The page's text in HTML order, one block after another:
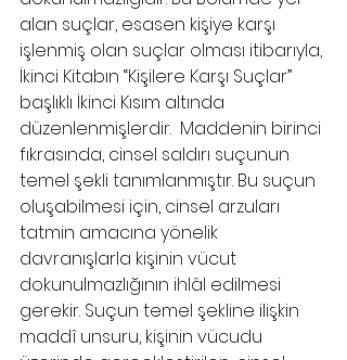
alan suçlar, esasen kişiye karşı
işlenmiş olan suçlar olması itibarıyla,
İkinci Kitabın “Kişilere Karşı Suçlar”
başlıklı İkinci Kısım altında
düzenlenmişlerdir.  Maddenin birinci
fıkrasında, cinsel saldırı suçunun
temel şekli tanımlanmıştır. Bu suçun
oluşabilmesi için, cinsel arzuları
tatmin amacına yönelik
davranışlarla kişinin vücut
dokunulmazlığının ihlâl edilmesi
gerekir. Suçun temel şekline ilişkin
maddî unsuru, kişinin vücudu